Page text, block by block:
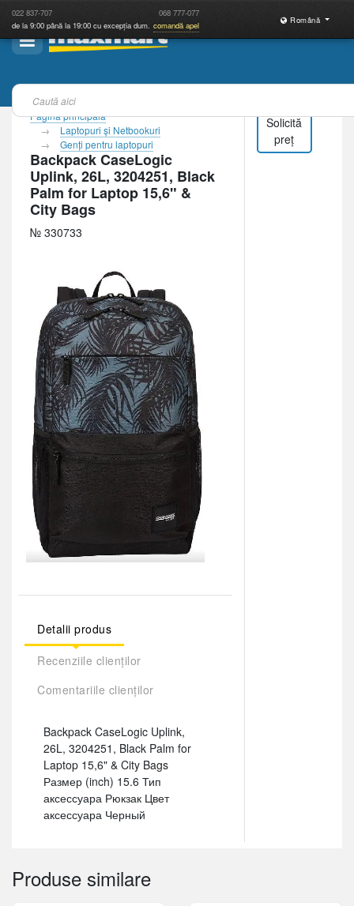
022 837-707 068 777-077
de la 9:00 până la 19:00 cu excepția dum. comandă apel
Română
Pagina principală
Laptopuri şi Netbookuri
Genţi pentru laptopuri
Backpack CaseLogic
Uplink, 26L, 3204251, Black
Palm for Laptop 15,6" &
City Bags
№ 330733
Detalii produs
Recenziile clienților
Comentariile clienților
Backpack CaseLogic Uplink,
26L, 3204251, Black Palm for
Laptop 15,6" & City Bags
Размер (inch) 15.6 Тип
аксессуара Рюкзак Цвет
аксессуара Черный
Solicită
preț
Produse similare